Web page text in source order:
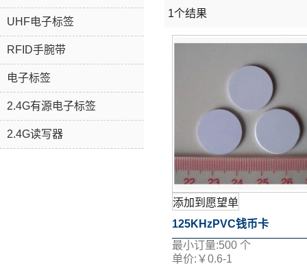
UHF电子标签
RFID手腕带
电子标签
2.4G有源电子标签
2.4G读写器
1个结果
添加到愿望单
125KHzPVC钱币卡
最小订量:500 个
单价: ￥0.6-1